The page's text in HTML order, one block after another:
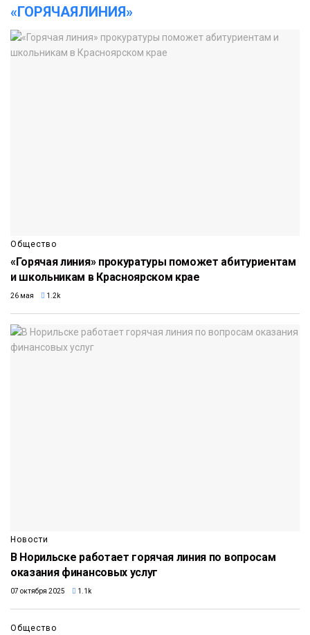
«ГОРЯЧАЯЛИНИЯ»
Общество
«Горячая линия» прокуратуры поможет абитуриентам
и школьникам в Красноярском крае
26 мая 1.2k
Новости
В Норильске работает горячая линия по вопросам
оказания финансовых услуг
07 октября 2025 1.1k
Общество